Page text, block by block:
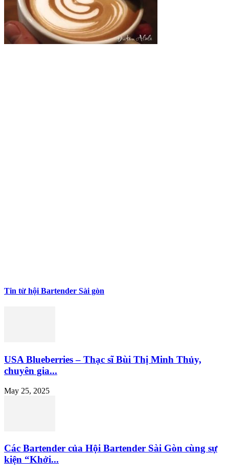
Tin từ hội Bartender Sài gòn
USA Blueberries – Thạc sĩ Bùi Thị Minh Thủy,
chuyên gia...
May 25, 2025
Các Bartender của Hội Bartender Sài Gòn cùng sự
kiện “Khởi...